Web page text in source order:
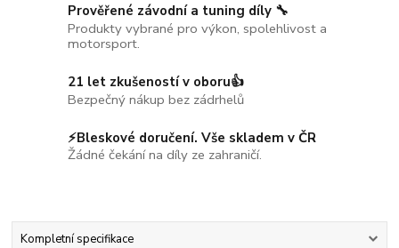
Prověřené závodní a tuning díly 🔧
Produkty vybrané pro výkon, spolehlivost a
motorsport.
21 let zkušeností v oboru👍
Bezpečný nákup bez zádrhelů
⚡Bleskové doručení. Vše skladem v ČR
Žádné čekání na díly ze zahraničí.
Kompletní specifikace